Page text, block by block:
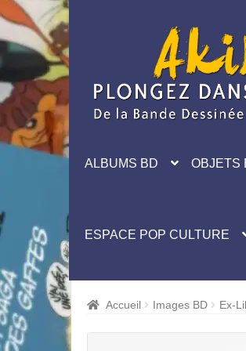
navigation
ALBUMS BD OBJETS
ESPACE POP CULTURE
Accueil Images BD Ex-